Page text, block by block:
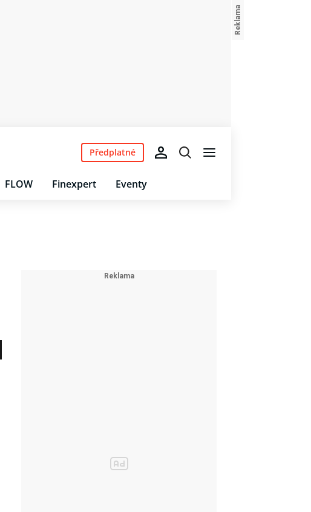
FLOW Finexpert Eventy
Předplatné